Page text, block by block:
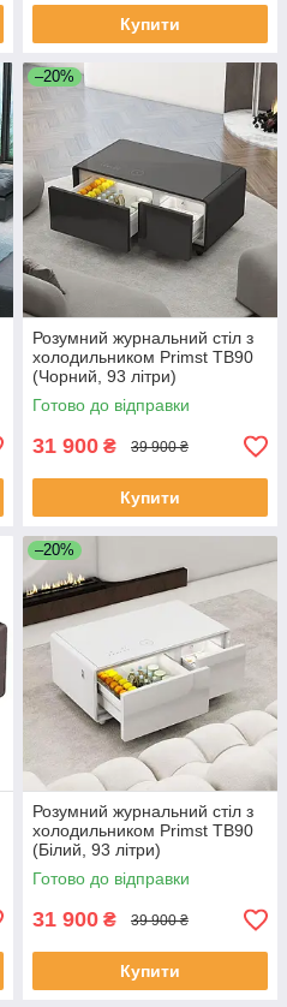
Купити
–20%
Розумний журнальний стіл з
холодильником Primst TB90
(Чорний, 93 літри)
Готово до відправки
31 900 ₴ 39 900 ₴
Купити
–20%
Розумний журнальний стіл з
холодильником Primst TB90
(Білий, 93 літри)
Готово до відправки
31 900 ₴ 39 900 ₴
Купити